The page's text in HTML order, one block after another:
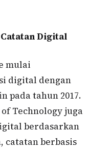
Digital
mulai
digital dengan
pada tahun 2017.
Technology juga
berdasarkan
catatan berbasis